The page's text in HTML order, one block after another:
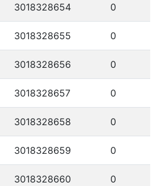
3018328654 0
3018328655 0
3018328656 0
3018328657 0
3018328658 0
3018328659 0
3018328660 0